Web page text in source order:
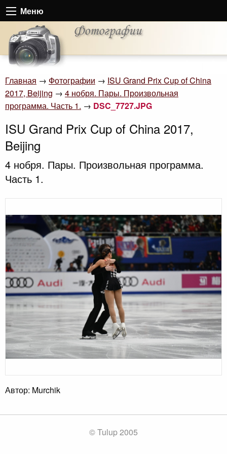
Меню
Главная → Фотографии → ISU Grand Prix Cup of China
2017, Beijing → 4 нобря. Пары. Произвольная
программа. Часть 1. → DSC_7727.JPG
ISU Grand Prix Cup of China 2017,
Beijing
4 нобря. Пары. Произвольная программа.
Часть 1.
Автор: Murchik
© Tulup 2005